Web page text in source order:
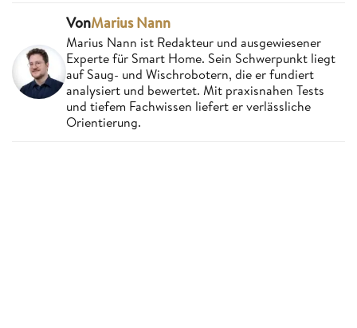
VonMarius Nann
Marius Nann ist Redakteur und ausgewiesener
Experte für Smart Home. Sein Schwerpunkt liegt
auf Saug- und Wischrobotern, die er fundiert
analysiert und bewertet. Mit praxisnahen Tests
und tiefem Fachwissen liefert er verlässliche
Orientierung.